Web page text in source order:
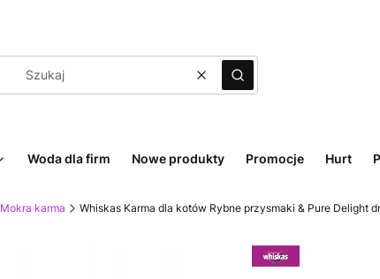
WyczyśćSzukaj
Woda dla firm Nowe produkty Promocje Hurt
Mokra karma Whiskas Karma dla kotów Rybne przysmaki & Pure Delight